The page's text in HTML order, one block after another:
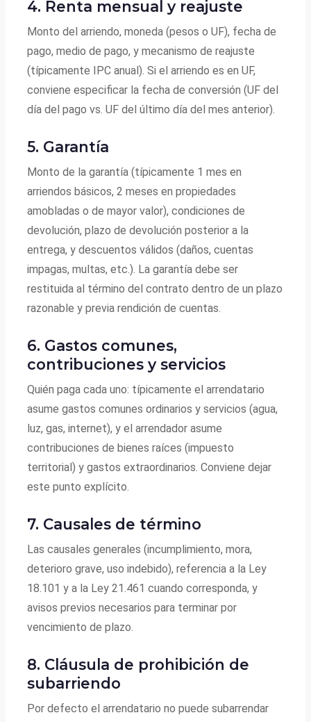
4. Renta mensual y reajuste
Monto del arriendo, moneda (pesos o UF), fecha de
pago, medio de pago, y mecanismo de reajuste
(típicamente IPC anual). Si el arriendo es en UF,
conviene especificar la fecha de conversión (UF del
día del pago vs. UF del último día del mes anterior).
5. Garantía
Monto de la garantía (típicamente 1 mes en
arriendos básicos, 2 meses en propiedades
amobladas o de mayor valor), condiciones de
devolución, plazo de devolución posterior a la
entrega, y descuentos válidos (daños, cuentas
impagas, multas, etc.). La garantía debe ser
restituida al término del contrato dentro de un plazo
razonable y previa rendición de cuentas.
6. Gastos comunes,
contribuciones y servicios
Quién paga cada uno: típicamente el arrendatario
asume gastos comunes ordinarios y servicios (agua,
luz, gas, internet), y el arrendador asume
contribuciones de bienes raíces (impuesto
territorial) y gastos extraordinarios. Conviene dejar
este punto explícito.
7. Causales de término
Las causales generales (incumplimiento, mora,
deterioro grave, uso indebido), referencia a la Ley
18.101 y a la Ley 21.461 cuando corresponda, y
avisos previos necesarios para terminar por
vencimiento de plazo.
8. Cláusula de prohibición de
subarriendo
Por defecto el arrendatario no puede subarrendar